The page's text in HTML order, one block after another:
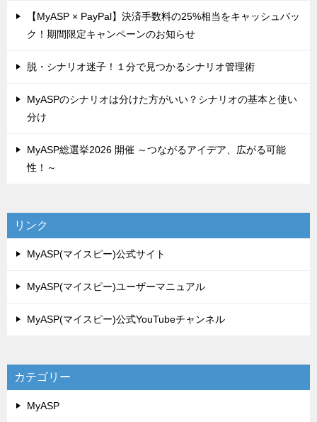
【MyASP × PayPal】決済手数料の25%相当をキャッシュバッ
ク！期間限定キャンペーンのお知らせ
脱・シナリオ迷子！１分で見つかるシナリオ管理術
MyASPのシナリオは分けた方がいい？シナリオの基本と使い
分け
MyASP総選挙2026 開催 ～つながるアイデア、広がる可能
性！～
リンク
MyASP(マイスピー)公式サイト
MyASP(マイスピー)ユーザーマニュアル
MyASP(マイスピー)公式YouTubeチャンネル
カテゴリー
MyASP